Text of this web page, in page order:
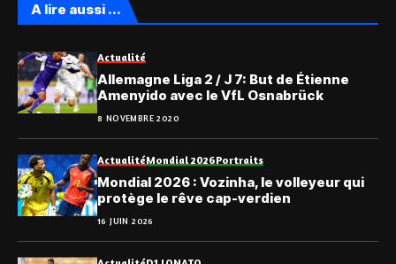
A lire aussi ...
Actualité
Allemagne Liga 2 / J 7: But de Étienne
Amenyido avec le VfL Osnabrück
8 NOVEMBRE 2020
ActualitéMondial 2026Portraits
Mondial 2026 : Vozinha, le volleyeur qui
protège le rêve cap-verdien
16 JUIN 2026